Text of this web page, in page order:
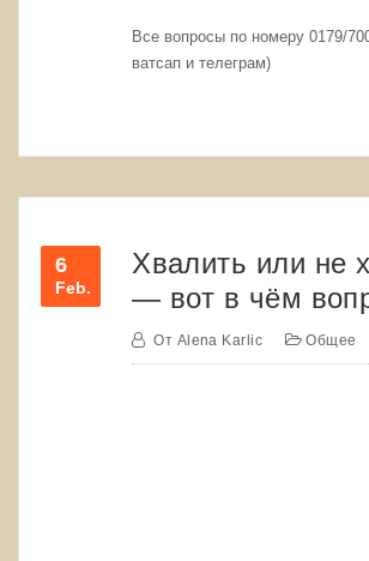
Все вопросы по номеру 0179/
ватсап и телеграм)
6
Feb.
Хвалить или не
— вот в чём
От Alena Karlic Общее